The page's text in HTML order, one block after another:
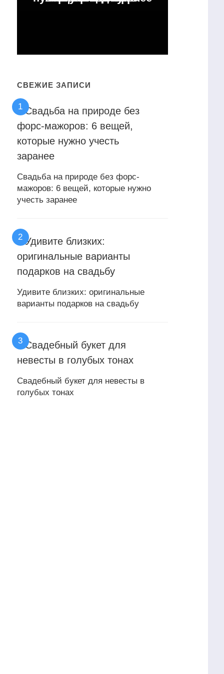
СВЕЖИЕ ЗАПИСИ
Свадьба на природе без форс-
мажоров: 6 вещей, которые нужно
учесть заранее
Удивите близких: оригинальные
варианты подарков на свадьбу
Свадебный букет для невесты в
голубых тонах